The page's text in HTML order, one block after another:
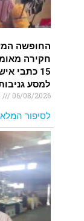
החופשה
חקירה
15 כתבי
למסע
06/08/2026
לסיפור